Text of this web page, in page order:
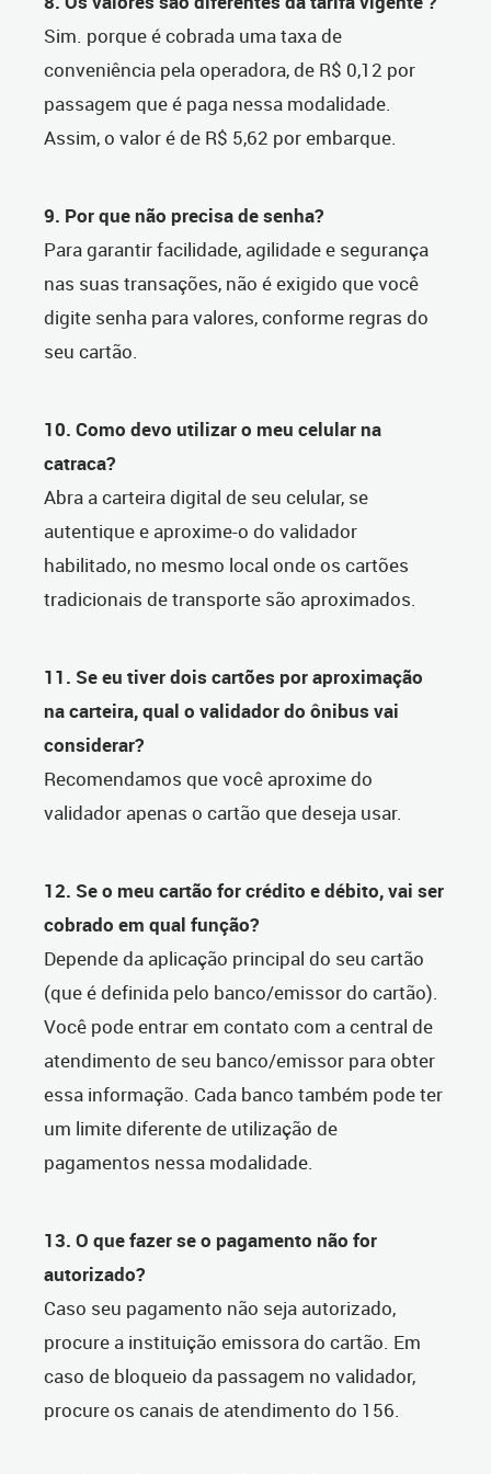
Sim. porque é cobrada uma taxa de
conveniência pela operadora, de R$ 0,12 por
passagem que é paga nessa modalidade.
Assim, o valor é de R$ 5,62 por embarque.
9. Por que não precisa de senha?
Para garantir facilidade, agilidade e segurança
nas suas transações, não é exigido que você
digite senha para valores, conforme regras do
seu cartão.
10. Como devo utilizar o meu celular na
catraca?
Abra a carteira digital de seu celular, se
autentique e aproxime-o do validador
habilitado, no mesmo local onde os cartões
tradicionais de transporte são aproximados.
11. Se eu tiver dois cartões por aproximação
na carteira, qual o validador do ônibus vai
considerar?
Recomendamos que você aproxime do
validador apenas o cartão que deseja usar.
12. Se o meu cartão for crédito e débito, vai ser
cobrado em qual função?
Depende da aplicação principal do seu cartão
(que é definida pelo banco/emissor do cartão).
Você pode entrar em contato com a central de
atendimento de seu banco/emissor para obter
essa informação. Cada banco também pode ter
um limite diferente de utilização de
pagamentos nessa modalidade.
13. O que fazer se o pagamento não for
autorizado?
Caso seu pagamento não seja autorizado,
procure a instituição emissora do cartão. Em
caso de bloqueio da passagem no validador,
procure os canais de atendimento do 156.